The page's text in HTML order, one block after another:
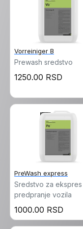
Vorreiniger B
Prewash sredstvo
1250.00 RSD
PreWash express
Sredstvo za ekspres
predpranje vozila
1000.00 RSD